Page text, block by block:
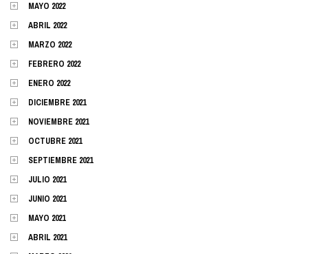
MAYO 2022
ABRIL 2022
MARZO 2022
FEBRERO 2022
ENERO 2022
DICIEMBRE 2021
NOVIEMBRE 2021
OCTUBRE 2021
SEPTIEMBRE 2021
JULIO 2021
JUNIO 2021
MAYO 2021
ABRIL 2021